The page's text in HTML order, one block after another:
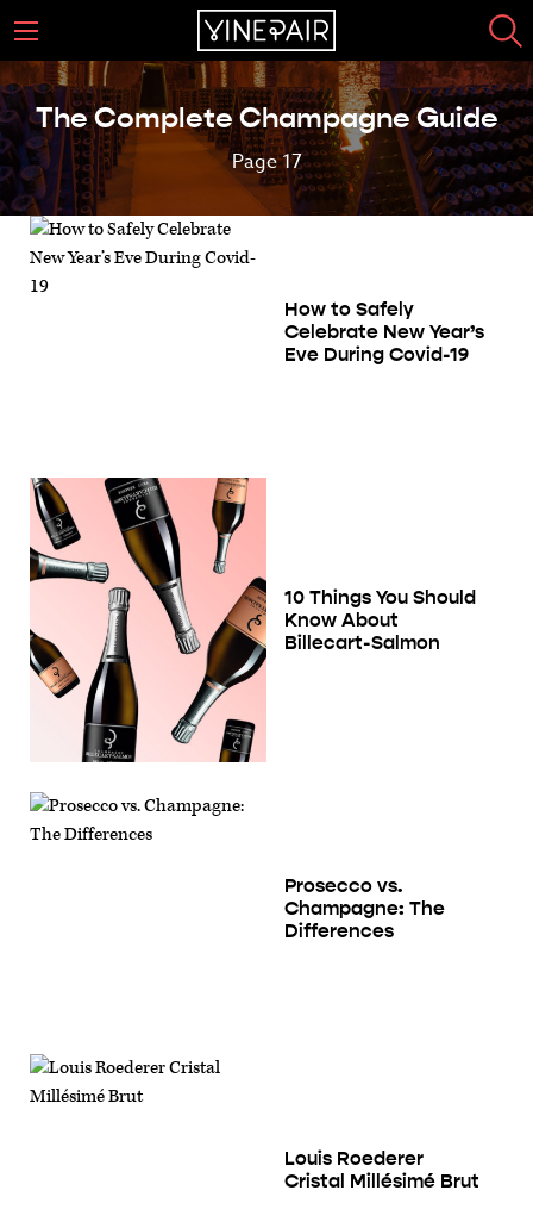
The Complete Champagne Guide
Page 17
How to Safely
Celebrate New Year’s
Eve During Covid-19
10 Things You Should
Know About
Billecart-Salmon
Prosecco vs.
Champagne: The
Differences
Louis Roederer
Cristal Millésimé Brut